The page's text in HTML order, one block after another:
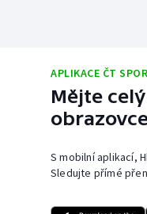
APLIKACE ČT
Mějte
S mobilní aplikací,
Sledujte přímé